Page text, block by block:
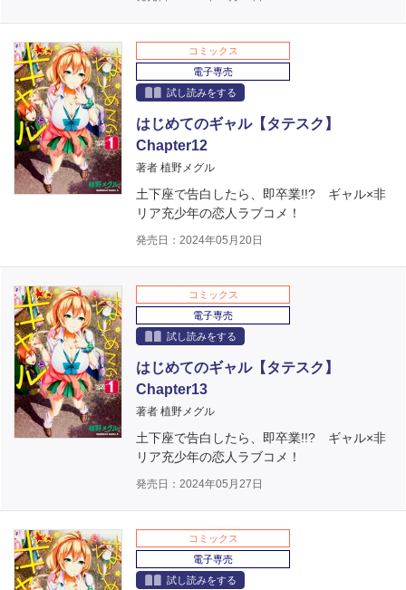
コミックス
電子専売
試し読みをする
はじめてのギャル【タテスク】
Chapter12
著者 植野メグル
土下座で告白したら、即卒業!!? ギャル×非
リア充少年の恋人ラブコメ！
発売日：2024年05月20日
コミックス
電子専売
試し読みをする
はじめてのギャル【タテスク】
Chapter13
著者 植野メグル
土下座で告白したら、即卒業!!? ギャル×非
リア充少年の恋人ラブコメ！
発売日：2024年05月27日
コミックス
電子専売
試し読みをする